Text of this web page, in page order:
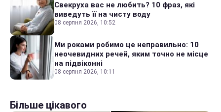
Свекруха вас не любить? 10 фраз, які
виведуть її на чисту воду
08 серпня 2026, 10:52
Ми роками робимо це неправильно: 10
неочевидних речей, яким точно не місце
на підвіконні
08 серпня 2026, 10:11
Більше цікавого